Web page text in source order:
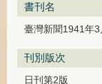
書刊名
臺灣新聞1941年3
刊別版次
日刊第2版